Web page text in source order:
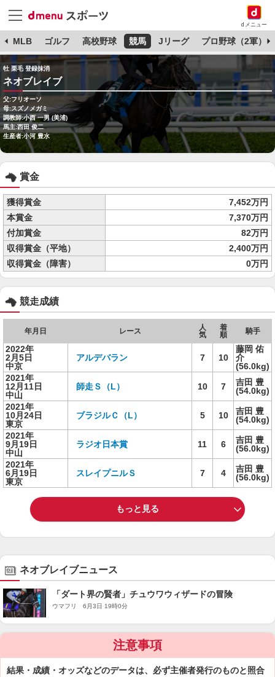
dメニュー
MLB ゴルフ 高校野球 競馬 Jリーグ プロ野球（2軍）
牡 栗毛 登録抹消
ネオブレイブ
父:フリオーソ
母:スズノメガミ
調教師:小西 一男 (美浦)
馬主:西田 俊二
生産者:小河 豊水
賞金
獲得賞金
7,452万円
本賞金
7,370万円
付加賞金
82万円
収得賞金（平地）
2,400万円
収得賞金（障害）
0万円
競走成績
年月日 レース
人
気
着
順
騎手
2022年
2月5日
中京
アルデバラン 7 10
藤岡 佑
介
(56.0kg)
2021年
12月11日
中山
師走Ｓ（L） 10 7
吉田 豊
(54.0kg)
2021年
10月24日
東京
ブラジルＣ（L） 5 10
吉田 豊
(54.0kg)
2021年
9月19日
中山
ラジオ日本賞 11 6
吉田 豊
(56.0kg)
2021年
6月19日
東京
スレイプニルＳ 7 4
吉田 豊
(56.0kg)
もっと見る
ネオブレイブニュース
「ダート界の賢者」チュウワウィザードの冒険
ウマフリ 6月3日 19時0分
注意事項
結果・成績・オッズなどのデータは、必ず主催者発行のものと照合